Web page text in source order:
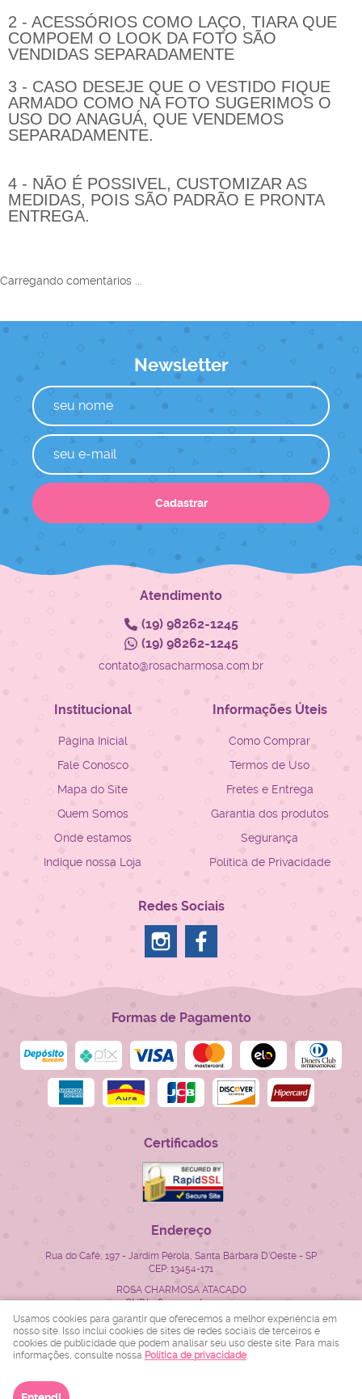
2 - ACESSÓRIOS COMO LAÇO, TIARA QUE
COMPOEM O LOOK DA FOTO SÃO
VENDIDAS SEPARADAMENTE
3 - CASO DESEJE QUE O VESTIDO FIQUE
ARMADO COMO NA FOTO SUGERIMOS O
USO DO ANAGUÁ, QUE VENDEMOS
SEPARADAMENTE.
4 - NÃO É POSSIVEL, CUSTOMIZAR AS
MEDIDAS, POIS SÃO PADRÃO E PRONTA
ENTREGA.
Carregando comentários ...
Newsletter
Cadastrar
Atendimento
(19)98262-1245
(19)98262-1245
contato@rosacharmosa.com.br
Institucional
Página Inicial
Fale Conosco
Mapa do Site
Quem Somos
Onde estamos
Indique nossa Loja
Informações Úteis
Como Comprar
Termos de Uso
Fretes e Entrega
Garantia dos produtos
Segurança
Política de Privacidade
Redes Sociais
Formas de Pagamento
Certificados
Endereço
Rua do Café, 197 - Jardim Pérola, Santa Bárbara D'Oeste - SP
CEP: 13454-171
ROSA CHARMOSA ATACADO
CNPJ: 28.522.715/0001-23
LOJA VIRTUAL CRIADA POR
Usamos cookies para garantir que oferecemos a melhor experiência em
nosso site. Isso inclui cookies de sites de redes sociais de terceiros e
cookies de publicidade que podem analisar seu uso deste site. Para mais
informações, consulte nossa Política de privacidade.